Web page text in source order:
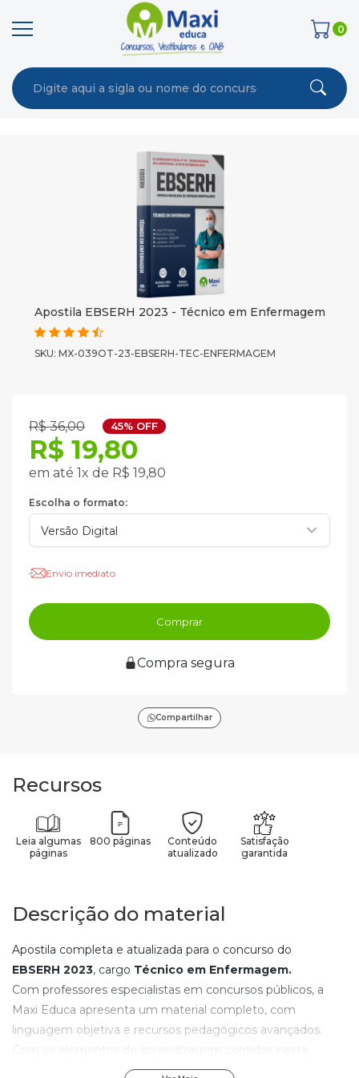
0
Apostila EBSERH 2023 - Técnico em Enfermagem
SKU: MX-039OT-23-EBSERH-TEC-ENFERMAGEM
R$ 36,00 45% OFF
R$ 19,80
em até 1x de R$ 19,80
Escolha o formato:
Envio imediato
Comprar
Compra segura
Compartilhar
Recursos
Leia algumas
páginas
800 páginas
Conteúdo
atualizado
Satisfação
garantida
Descrição do material
Apostila completa e atualizada para o concurso do
EBSERH 2023, cargo Técnico em Enfermagem.
Com professores especialistas em concursos públicos, a
Maxi Educa apresenta um material completo, com
linguagem objetiva e recursos pedagógicos avançados.
Com os elementos de aprendizagem contidos nesta
, qualquer pessoa, mesmo começando